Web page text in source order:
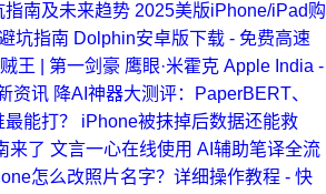
南及未来趋势 2025美版iPhone/iPad购
坑指南 Dolphin安卓版下载 - 免费高速
王 | 第一剑豪 鹰眼·米霍克 Apple India -
资讯 降AI神器大测评：PaperBERT、
能打？
iPhone被抹掉后数据还能救
来了 文言一心在线使用 AI辅助笔译全流
怎么改照片名字？详细操作教程 - 快